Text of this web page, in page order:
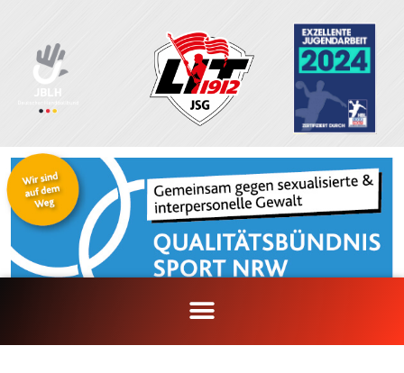
springen